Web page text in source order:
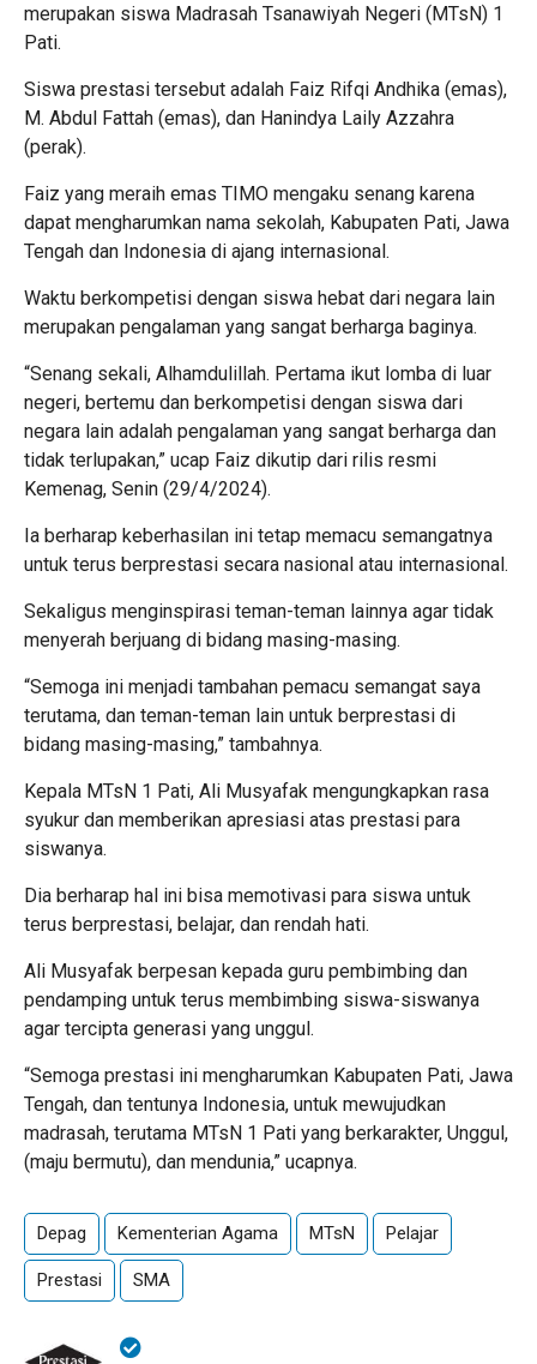
merupakan siswa Madrasah Tsanawiyah Negeri (MTsN) 1
Pati.
Siswa prestasi tersebut adalah Faiz Rifqi Andhika (emas),
M. Abdul Fattah (emas), dan Hanindya Laily Azzahra
(perak).
Faiz yang meraih emas TIMO mengaku senang karena
dapat mengharumkan nama sekolah, Kabupaten Pati, Jawa
Tengah dan Indonesia di ajang internasional.
Waktu berkompetisi dengan siswa hebat dari negara lain
merupakan pengalaman yang sangat berharga baginya.
“Senang sekali, Alhamdulillah. Pertama ikut lomba di luar
negeri, bertemu dan berkompetisi dengan siswa dari
negara lain adalah pengalaman yang sangat berharga dan
tidak terlupakan,” ucap Faiz dikutip dari rilis resmi
Kemenag, Senin (29/4/2024).
Ia berharap keberhasilan ini tetap memacu semangatnya
untuk terus berprestasi secara nasional atau internasional.
Sekaligus menginspirasi teman-teman lainnya agar tidak
menyerah berjuang di bidang masing-masing.
“Semoga ini menjadi tambahan pemacu semangat saya
terutama, dan teman-teman lain untuk berprestasi di
bidang masing-masing,” tambahnya.
Kepala MTsN 1 Pati, Ali Musyafak mengungkapkan rasa
syukur dan memberikan apresiasi atas prestasi para
siswanya.
Dia berharap hal ini bisa memotivasi para siswa untuk
terus berprestasi, belajar, dan rendah hati.
Ali Musyafak berpesan kepada guru pembimbing dan
pendamping untuk terus membimbing siswa-siswanya
agar tercipta generasi yang unggul.
“Semoga prestasi ini mengharumkan Kabupaten Pati, Jawa
Tengah, dan tentunya Indonesia, untuk mewujudkan
madrasah, terutama MTsN 1 Pati yang berkarakter, Unggul,
(maju bermutu), dan mendunia,” ucapnya.
Depag Kementerian Agama MTsN Pelajar
Prestasi SMA